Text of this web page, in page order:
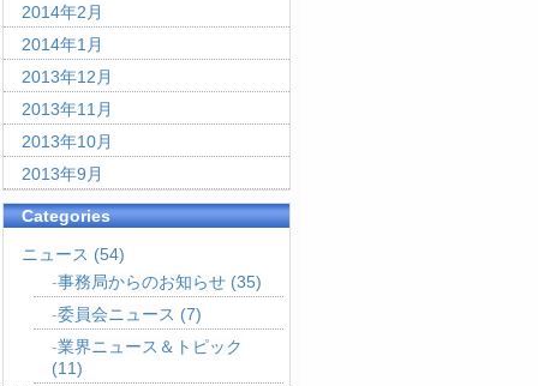
2014年2月
2014年1月
2013年12月
2013年11月
2013年10月
2013年9月
Categories
ニュース (54)
事務局からのお知らせ (35)
委員会ニュース (7)
業界ニュース＆トピック
(11)